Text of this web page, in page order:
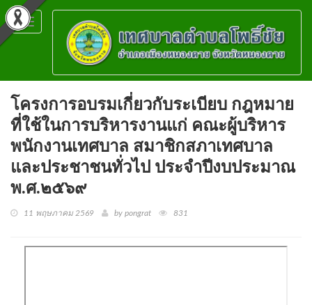
Toggle
navigation
โครงการอบรมเกี่ยวกับระเบียบ กฎหมาย
ที่ใช้ในการบริหารงานแก่ คณะผู้บริหาร
พนักงานเทศบาล สมาชิกสภาเทศบาล
และประชาชนทั่วไป ประจำปีงบประมาณ
พ.ศ.๒๕๖๙
11 พฤษภาคม 2569 by pongrat 831